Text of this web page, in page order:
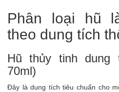
Phân loại hũ
theo dung tích
Hũ thủy tinh dung
70ml)
Đây là dung tích tiêu chuẩn cho